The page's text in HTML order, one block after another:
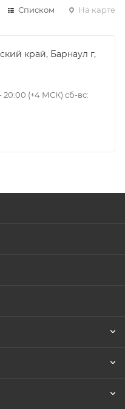
Списком На карте
край, Барнаул г,
(+4 МСК) сб-вс: